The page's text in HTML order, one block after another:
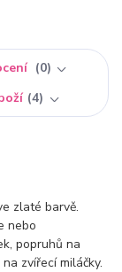
0
4
zlaté barvě.
nebo
popruhů na
zvířecí miláčky.